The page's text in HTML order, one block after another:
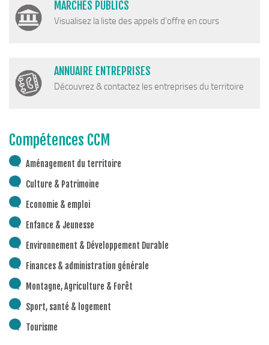
Résidence-actions FESTINS 2025-2027
Espace Naturel Sensible (ENS)
Activités de Pleine Nature
Idées sorties faciles
Développement durable
Déchets
MARCHÉS PUBLICS
Visualisez la liste des appels d'offre en cours
ANNUAIRE ENTREPRISES
Découvrez & contactez les entreprises du territoire
Compétences CCM
Aménagement du territoire
Culture & Patrimoine
Economie & emploi
Enfance & Jeunesse
Environnement & Développement Durable
Finances & administration générale
Montagne, Agriculture & Forêt
Sport, santé & logement
Tourisme